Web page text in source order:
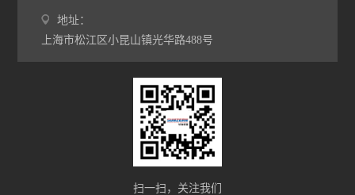
地址：
上海市松江区小昆山镇光华路488号
扫一扫，关注我们